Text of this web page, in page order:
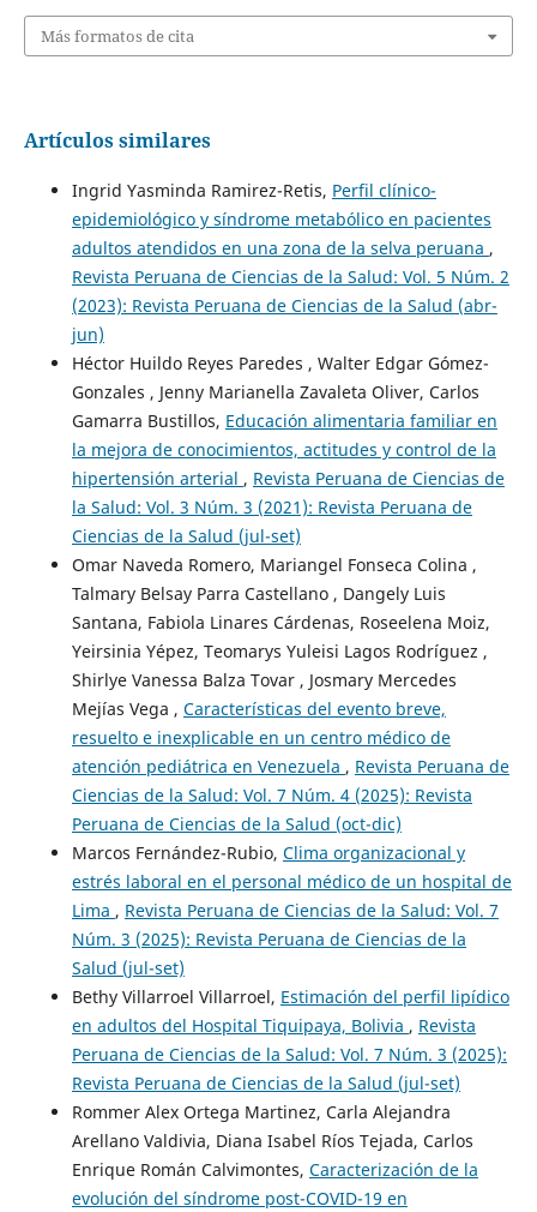
Más formatos de cita
Artículos similares
Ingrid Yasminda Ramirez-Retis, Perfil clínico-
epidemiológico y síndrome metabólico en pacientes
adultos atendidos en una zona de la selva peruana ,
Revista Peruana de Ciencias de la Salud: Vol. 5 Núm. 2
(2023): Revista Peruana de Ciencias de la Salud (abr-
jun)
Héctor Huildo Reyes Paredes , Walter Edgar Gómez-
Gonzales , Jenny Marianella Zavaleta Oliver, Carlos
Gamarra Bustillos, Educación alimentaria familiar en
la mejora de conocimientos, actitudes y control de la
hipertensión arterial , Revista Peruana de Ciencias de
la Salud: Vol. 3 Núm. 3 (2021): Revista Peruana de
Ciencias de la Salud (jul-set)
Omar Naveda Romero, Mariangel Fonseca Colina ,
Talmary Belsay Parra Castellano , Dangely Luis
Santana, Fabiola Linares Cárdenas, Roseelena Moiz,
Yeirsinia Yépez, Teomarys Yuleisi Lagos Rodríguez ,
Shirlye Vanessa Balza Tovar , Josmary Mercedes
Mejías Vega , Características del evento breve,
resuelto e inexplicable en un centro médico de
atención pediátrica en Venezuela , Revista Peruana de
Ciencias de la Salud: Vol. 7 Núm. 4 (2025): Revista
Peruana de Ciencias de la Salud (oct-dic)
Marcos Fernández-Rubio, Clima organizacional y
estrés laboral en el personal médico de un hospital de
Lima , Revista Peruana de Ciencias de la Salud: Vol. 7
Núm. 3 (2025): Revista Peruana de Ciencias de la
Salud (jul-set)
Bethy Villarroel Villarroel, Estimación del perfil lipídico
en adultos del Hospital Tiquipaya, Bolivia , Revista
Peruana de Ciencias de la Salud: Vol. 7 Núm. 3 (2025):
Revista Peruana de Ciencias de la Salud (jul-set)
Rommer Alex Ortega Martinez, Carla Alejandra
Arellano Valdivia, Diana Isabel Ríos Tejada, Carlos
Enrique Román Calvimontes, Caracterización de la
evolución del síndrome post-COVID-19 en